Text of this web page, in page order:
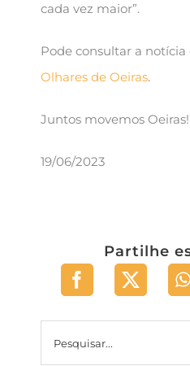
cada vez maior”.
Pode consultar a
Olhares de Oeiras.
Juntos movemos Oeiras!
19/06/2023
Partilhe